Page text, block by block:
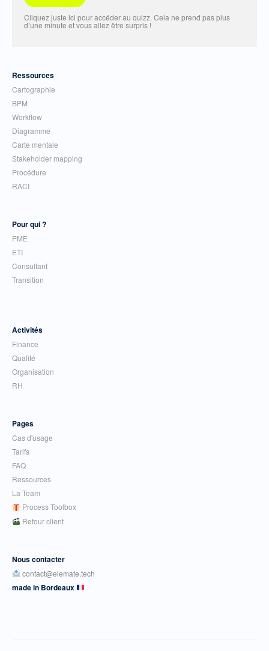
Cliquez juste ici pour accéder au quizz. Cela ne prend pas plus
d’une minute et vous allez être surpris !
Ressources
Cartographie
BPM
Workflow
Diagramme
Carte mentale
Stakeholder mapping
Procédure
RACI
Pour qui ?
PME
ETI
Consultant
Transition
Activités
Finance
Qualité
Organisation
RH
Pages
Cas d'usage
Tarifs
FAQ
Ressources
La Team
Process Toolbox
Retour client
Nous contacter
contact@elemate.tech
made in Bordeaux